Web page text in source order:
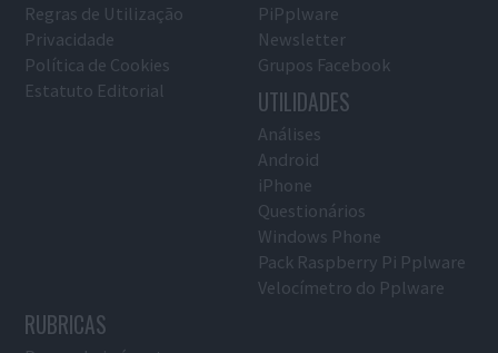
Regras de Utilização
Privacidade
Política de Cookies
Estatuto Editorial
PiPplware
Newsletter
Grupos Facebook
UTILIDADES
Análises
Android
iPhone
Questionários
Windows Phone
Pack Raspberry Pi Pplware
Velocímetro do Pplware
RUBRICAS